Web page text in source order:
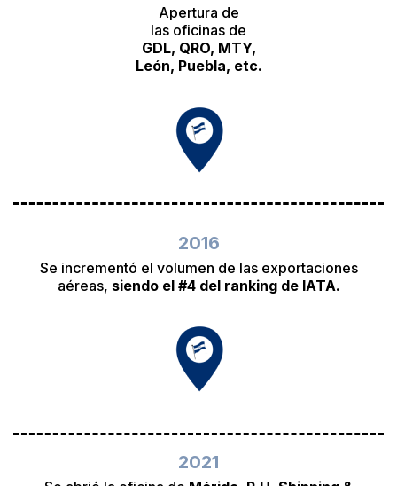
Apertura de
las oficinas de
GDL, QRO, MTY,
León, Puebla, etc.
2016
Se incrementó el volumen de las exportaciones
aéreas, siendo el #4 del ranking de IATA.
2021